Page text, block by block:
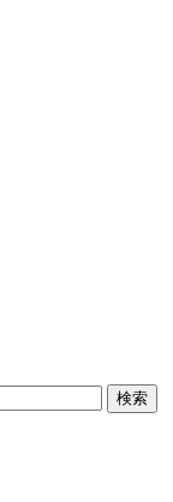
検索